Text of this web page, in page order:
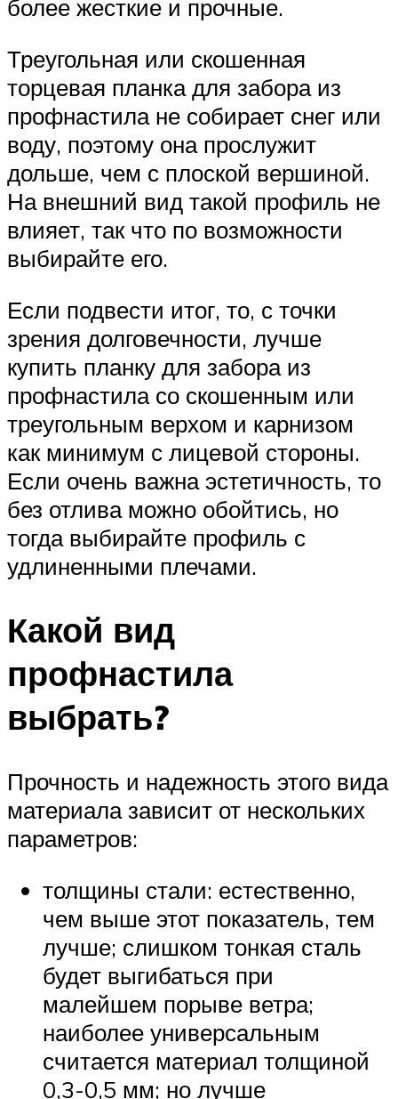
более жесткие и прочные.
Треугольная или скошенная
торцевая планка для забора из
профнастила не собирает снег или
воду, поэтому она прослужит
дольше, чем с плоской вершиной.
На внешний вид такой профиль не
влияет, так что по возможности
выбирайте его.
Если подвести итог, то, с точки
зрения долговечности, лучше
купить планку для забора из
профнастила со скошенным или
треугольным верхом и карнизом
как минимум с лицевой стороны.
Если очень важна эстетичность, то
без отлива можно обойтись, но
тогда выбирайте профиль с
удлиненными плечами.
Какой вид
профнастила
выбрать?
Прочность и надежность этого вида
материала зависит от нескольких
параметров:
толщины стали: естественно,
чем выше этот показатель, тем
лучше; слишком тонкая сталь
будет выгибаться при
малейшем порыве ветра;
наиболее универсальным
считается материал толщиной
0,3-0,5 мм; но лучше